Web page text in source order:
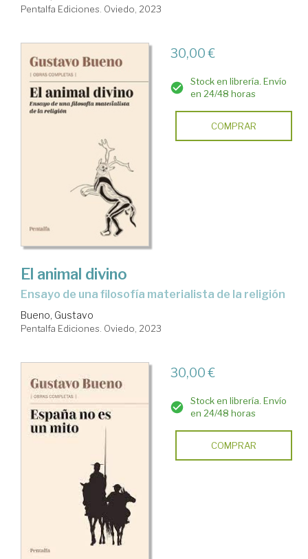
Pentalfa Ediciones. Oviedo, 2023
30,00 €
Stock en librería. Envío
en 24/48 horas
COMPRAR
El animal divino
ensayo de una filosofía materialista de la religión
Bueno, Gustavo
Pentalfa Ediciones. Oviedo, 2023
30,00 €
Stock en librería. Envío
en 24/48 horas
COMPRAR